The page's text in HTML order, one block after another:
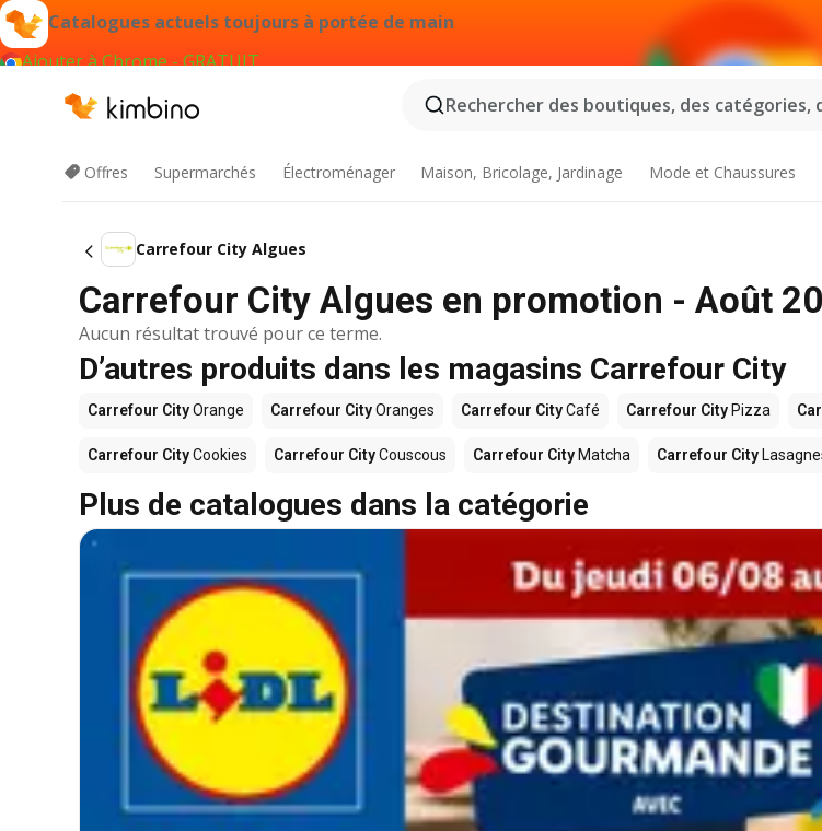
Catalogues actuels toujours à portée de main
Ajouter à Chrome - GRATUIT
Rechercher des boutiques, des catégories,
Offres Supermarchés Électroménager Maison, Bricolage, Jardinage Mode et Chaussures
Carrefour City Algues
Carrefour City Algues en promotion - Août
Aucun résultat trouvé pour ce terme.
D’autres produits dans les magasins Carrefour City
Carrefour CityOrange Carrefour CityOranges Carrefour CityCafé Carrefour City Pizza
Carrefour CityCookies Carrefour CityCouscous Carrefour City Matcha Carrefour City
Plus de catalogues dans la catégorie